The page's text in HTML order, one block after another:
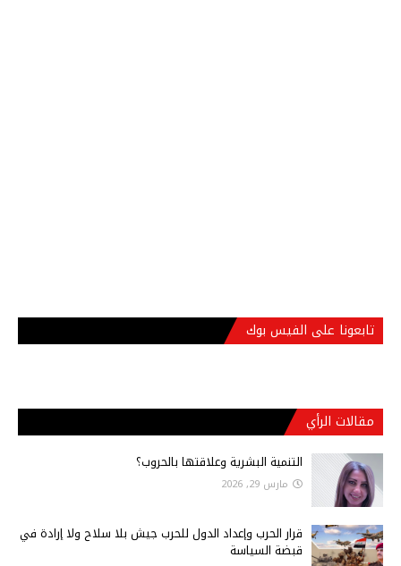
تابعونا على الفيس بوك
مقالات الرأي
التنمية البشرية وعلاقتها بالحروب؟
مارس 29, 2026
قرار الحرب وإعداد الدول للحرب جيش بلا سلاح ولا إرادة في
قبضة السياسة